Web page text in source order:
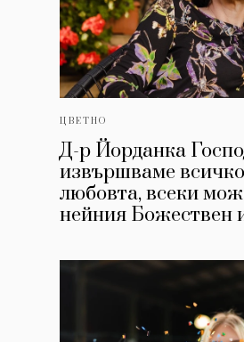
ЦВЕТНО
Д-р Йорданка
извършваме
любовта, всеки
нейния Божествен